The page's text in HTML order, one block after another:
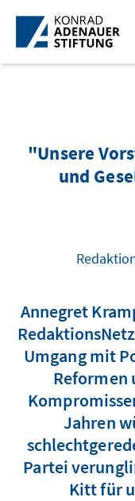
Zum Hauptinhalt
"Unsere
und
Annegret
Umgang mit
Reformen
Jahren
Partei
Kitt für